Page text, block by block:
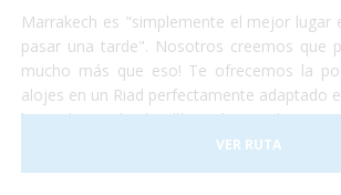
Marrakech es "simplemente el mejor lugar
pasar una tarde". Nosotros creemos que
mucho más que eso! Te ofrecemos la
alojes en un Riad perfectamente adaptado
la Medina y desde allí puedas perderte
Desde allí, podrás visitar Essaouira, la
y si tienes suerte hasta podrás participar
VER RUTA